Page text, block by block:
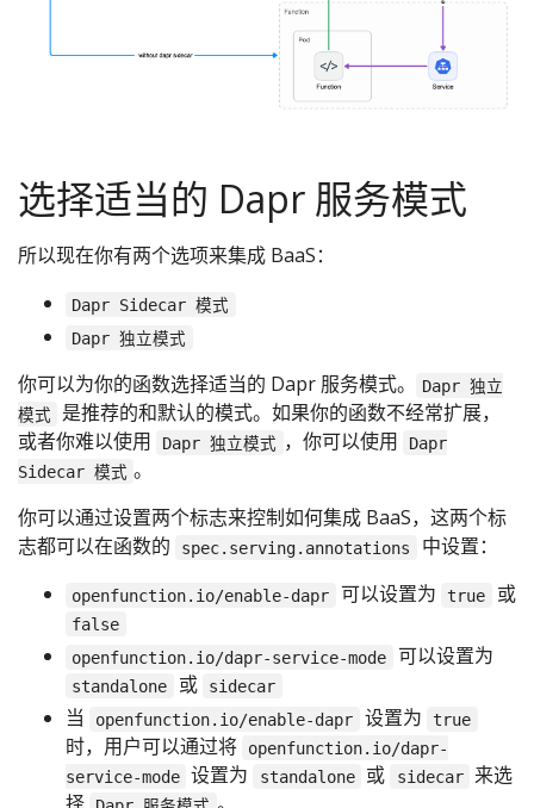
选择适当的 Dapr 服务模式
所以现在你有两个选项来集成 BaaS：
Dapr Sidecar 模式
Dapr 独立模式
你可以为你的函数选择适当的 Dapr 服务模式。
Dapr 独立
模式
是推荐的和默认的模式。如果你的函数不经常扩展，
或者你难以使用
Dapr 独立模式 ，你可以使用
Dapr
Sidecar 模式 。
你可以通过设置两个标志来控制如何集成 BaaS，这两个标
志都可以在函数的
spec.serving.annotations 中设置：
openfunction.io/enable-dapr 可以设置为 true 或
false
openfunction.io/dapr-service-mode
可以设置为
standalone 或 sidecar
当 openfunction.io/enable-dapr 设置为 true
时，用户可以通过将
openfunction.io/dapr-
service-mode 设置为 standalone 或 sidecar
来选